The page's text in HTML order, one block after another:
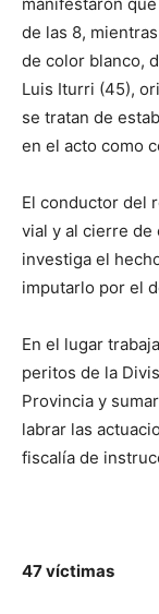
de las 8,
de color blanco,
Luis Iturri (45),
se tratan de
en el acto como
El conductor del
vial y al cierre de
investiga el
imputarlo por el
En el lugar
peritos de la
Provincia y
labrar las
fiscalía de
47 víctimas